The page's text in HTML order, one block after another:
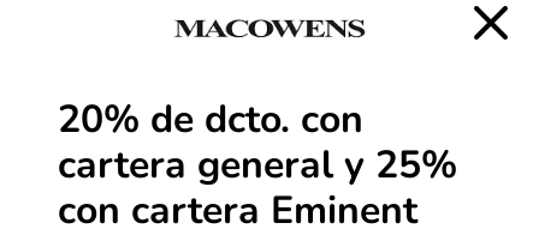
Mirá la lista de descuentos de Devré que aparece arriba
y elegí el que más te interese. Hacé clic en el cupón y
se va a abrir la vista de abajo.
20% de dcto. con
cartera general y 25%
con cartera Eminent